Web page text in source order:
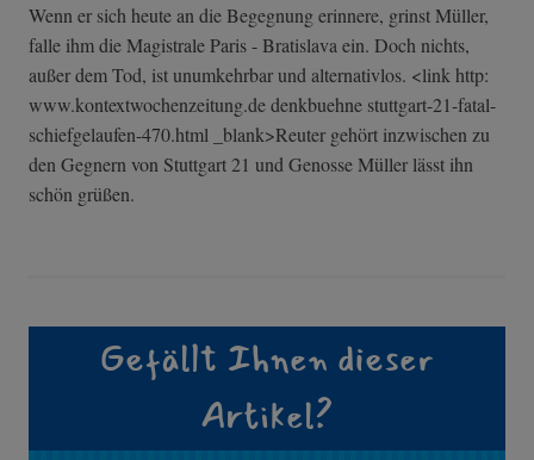
Wenn er sich heute an die Begegnung erinnere, grinst Müller,
falle ihm die Magistrale Paris - Bratislava ein. Doch nichts,
außer dem Tod, ist unumkehrbar und alternativlos. <link http:
www.kontextwochenzeitung.de denkbuehne stuttgart-21-fa­tal-
schiefgelau­fen-470.html _blank>Reuter gehört inzwischen zu
den Gegnern von Stuttgart 21 und Genosse Müller lässt ihn
schön grüßen.
Gefällt Ihnen dieser
Artikel?